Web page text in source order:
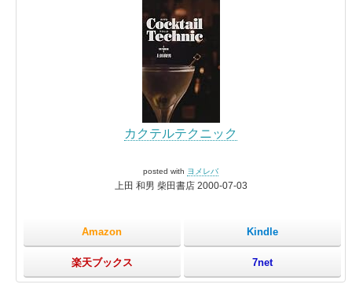
カクテルテクニック
posted with ヨメレバ
上田 和男 柴田書店 2000-07-03
Amazon Kindle
楽天ブックス 7net